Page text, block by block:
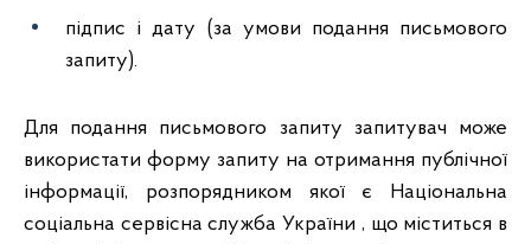
підпис і дату (за умови подання письмового
запиту).
Для подання письмового запиту запитувач може
використати форму запиту на отримання публічної
інформації, розпорядником якої є Національна
соціальна сервісна служба України , що міститься в